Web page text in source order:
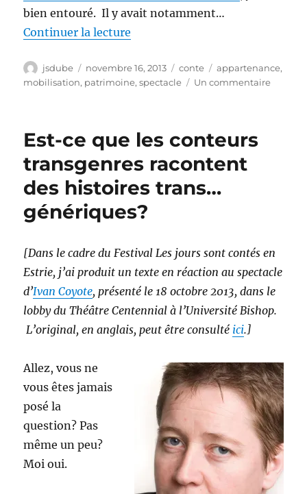
bien entouré. Il y avait notamment…
Continuer la lecture
Auteur
jsdube
Publié
le
novembre 16, 2013 Catégories
conte Étiquettes
appartenance,
mobilisation, patrimoine,spectacle Un commentairesur
Est-ce que les conteurs
transgenres racontent
des histoires trans…
génériques?
[Dans le cadre du Festival Les jours sont contés en
Estrie, j’ai produit un texte en réaction au spectacle
d’Ivan Coyote, présenté le 18 octobre 2013, dans le
lobby du Théâtre Centennial à l’Université Bishop.
L’original, en anglais, peut être consulté ici.]
Allez, vous ne
vous êtes jamais
posé la
question? Pas
même un peu?
Moi oui.